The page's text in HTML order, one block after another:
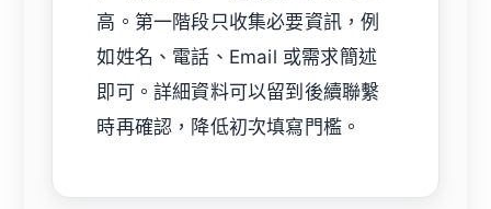
高。第一階段只收集必要資訊，例
如姓名、電話、Email 或需求簡述
即可。詳細資料可以留到後續聯繫
時再確認，降低初次填寫門檻。